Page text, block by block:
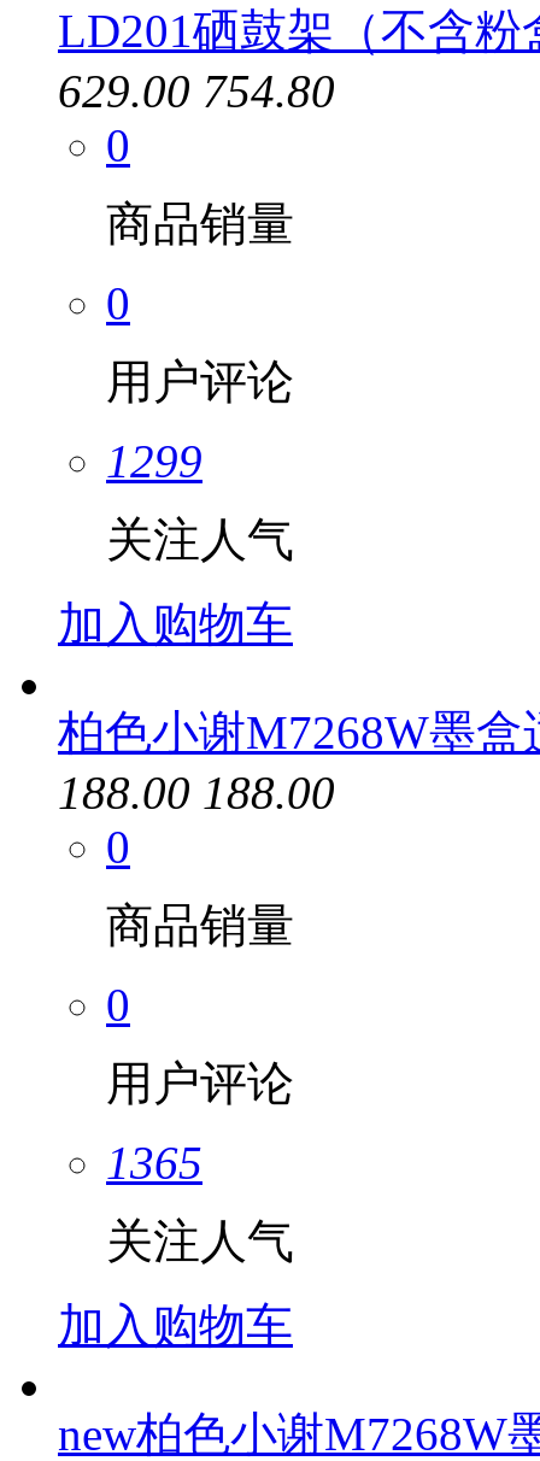
LD201硒鼓架（不含粉
629.00 754.80
0
商品销量
0
用户评论
1299
关注人气
加入购物车
柏色小谢M7268W墨盒
188.00 188.00
0
商品销量
0
用户评论
1365
关注人气
加入购物车
new柏色小谢M7268W